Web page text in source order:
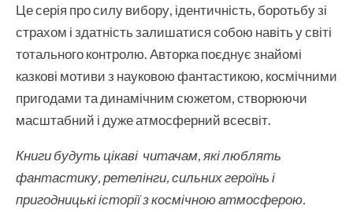
Це серія про силу вибору, ідентичність, боротьбу зі
страхом і здатність залишатися собою навіть у світі
тотального контролю. Авторка поєднує знайомі
казкові мотиви з науковою фантастикою, космічними
пригодами та динамічним сюжетом, створюючи
масштабний і дуже атмосферний всесвіт.
Книги будуть цікаві читачам, які люблять
фантастику, ретелінги, сильних героїнь і
пригодницькі історії з космічною атмосферою.